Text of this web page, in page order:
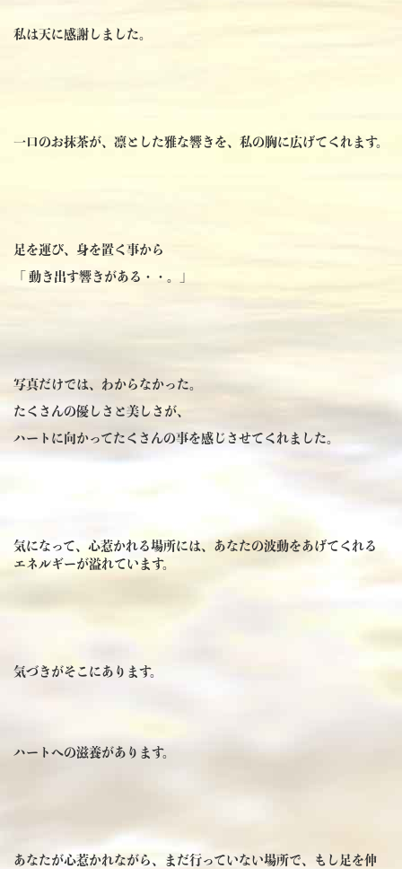
私は天に感謝しました。
一口のお抹茶が、凛とした雅な響きを、私の胸に広げてくれます。
足を運び、身を置く事から
「 動き出す響きがある・・。」
写真だけでは、わからなかった。
たくさんの優しさと美しさが、
ハートに向かってたくさんの事を感じさせてくれました。
気になって、心惹かれる場所には、あなたの波動をあげてくれる
エネルギーが溢れています。
気づきがそこにあります。
ハートへの滋養があります。
あなたが心惹かれながら、まだ行っていない場所で、もし足を伸